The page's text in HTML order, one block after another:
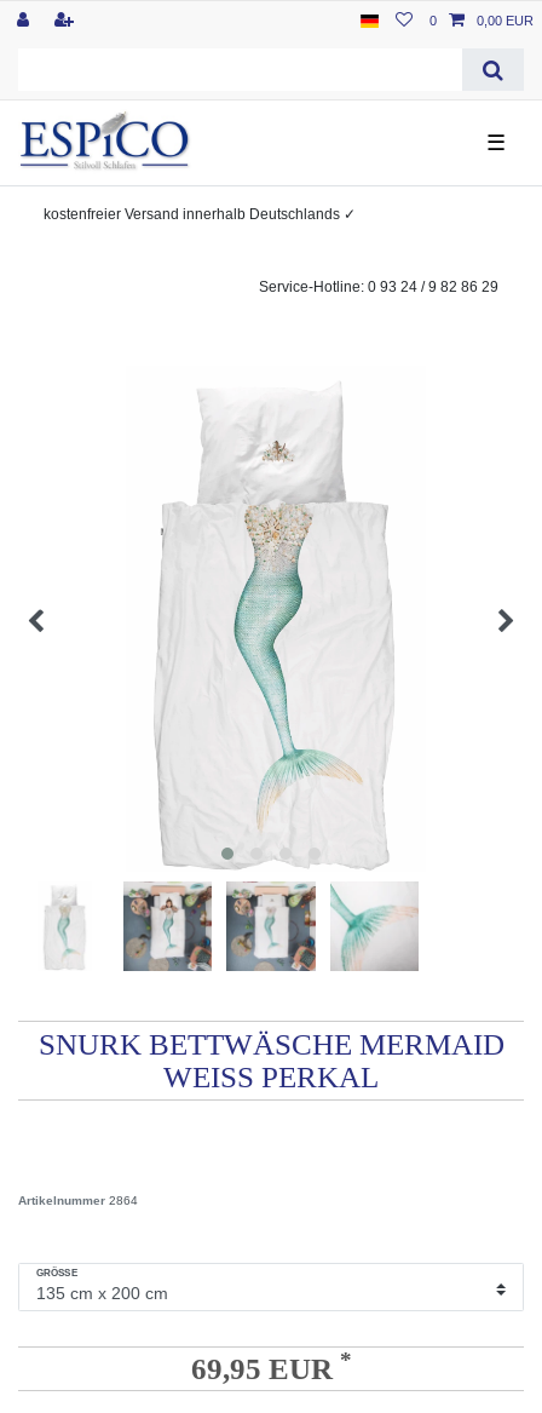
0 0,00 EUR
☰
kostenfreier Versand innerhalb Deutschlands ✓
Service-Hotline: 0 93 24 / 9 82 86 29
SNURK BETTWÄSCHE MERMAID
WEISS PERKAL
Artikelnummer 2864
GRÖSSE
69,95 EUR *